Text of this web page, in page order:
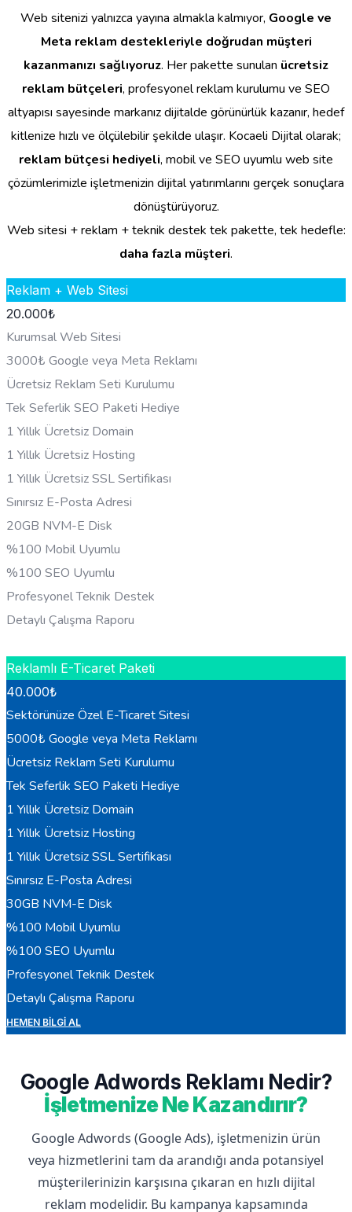
Web sitenizi yalnızca yayına almakla kalmıyor, Google ve
Meta reklam destekleriyle doğrudan müşteri
kazanmanızı sağlıyoruz. Her pakette sunulan ücretsiz
reklam bütçeleri, profesyonel reklam kurulumu ve SEO
altyapısı sayesinde markanız dijitalde görünürlük kazanır, hedef
kitlenize hızlı ve ölçülebilir şekilde ulaşır. Kocaeli Dijital olarak;
reklam bütçesi hediyeli, mobil ve SEO uyumlu web site
çözümlerimizle işletmenizin dijital yatırımlarını gerçek sonuçlara
dönüştürüyoruz.
Web sitesi + reklam + teknik destek tek pakette, tek hedefle:
daha fazla müşteri.
Reklam + Web Sitesi
20.000₺
Kurumsal Web Sitesi
3000₺ Google veya Meta Reklamı
Ücretsiz Reklam Seti Kurulumu
Tek Seferlik SEO Paketi Hediye
1 Yıllık Ücretsiz Domain
1 Yıllık Ücretsiz Hosting
1 Yıllık Ücretsiz SSL Sertifikası
Sınırsız E-Posta Adresi
20GB NVM-E Disk
%100 Mobil Uyumlu
%100 SEO Uyumlu
Profesyonel Teknik Destek
Detaylı Çalışma Raporu
Reklamlı E-Ticaret Paketi
40.000₺
Sektörünüze Özel E-Ticaret Sitesi
5000₺ Google veya Meta Reklamı
Ücretsiz Reklam Seti Kurulumu
Tek Seferlik SEO Paketi Hediye
1 Yıllık Ücretsiz Domain
1 Yıllık Ücretsiz Hosting
1 Yıllık Ücretsiz SSL Sertifikası
Sınırsız E-Posta Adresi
30GB NVM-E Disk
%100 Mobil Uyumlu
%100 SEO Uyumlu
Profesyonel Teknik Destek
Detaylı Çalışma Raporu
HEMEN BILGI AL
Google Adwords Reklamı Nedir?
İşletmenize Ne Kazandırır?
Google Adwords (Google Ads), işletmenizin ürün
veya hizmetlerini tam da arandığı anda potansiyel
müşterilerinizin karşısına çıkaran en hızlı dijital
reklam modelidir. Bu kampanya kapsamında